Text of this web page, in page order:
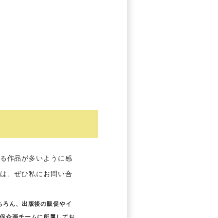
作品が多いように感
、ぜひ私にお問い合
ん、出版後の販促やイ